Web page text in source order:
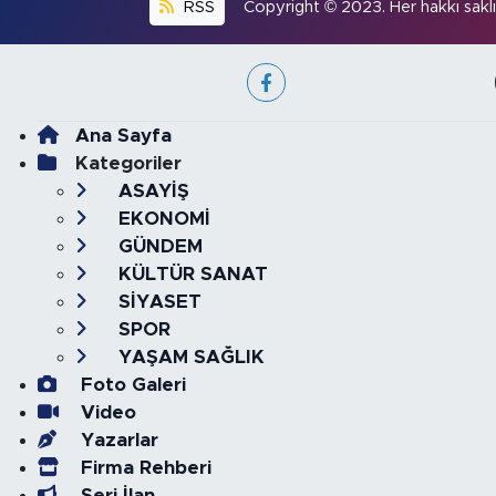
RSS Copyright © 2023. Her hakkı
Ana Sayfa
Kategoriler
ASAYİŞ
EKONOMİ
GÜNDEM
KÜLTÜR SANAT
SİYASET
SPOR
YAŞAM SAĞLIK
Foto Galeri
Video
Yazarlar
Firma Rehberi